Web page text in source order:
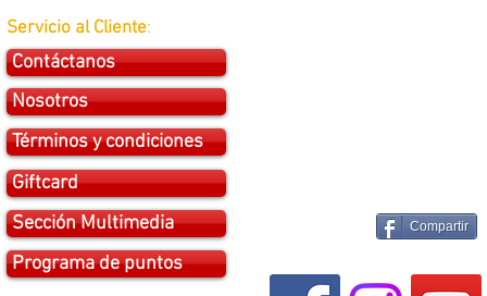
Servicio al Cliente:
Contáctanos
Nosotros
Términos y condiciones
Giftcard
Sección Multimedia
Programa de puntos
Compartir